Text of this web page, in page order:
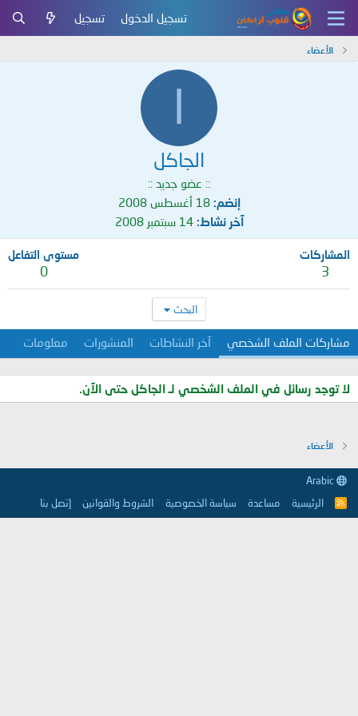
تسجيل الدخول تسجيل
الأعضاء
الجاكل
:: عضو جديد ::
إنضم 18 أغسطس 2008
آخر نشاط 14 سبتمبر 2008
المشاركات
3
مستوى التفاعل
0
البحث
مشاركات الملف الشخصي آخر النشاطات المنشورات معلومات
لا توجد رسائل في الملف الشخصي لـ الجاكل حتى الآن.
الأعضاء
R
الرئيسية مساعدة سياسة الخصوصية الشروط والقوانين إتصل بنا